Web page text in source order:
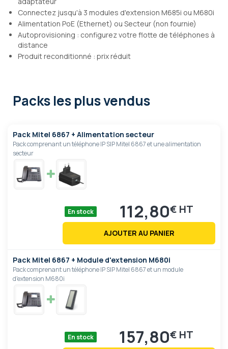
Connectez jusqu'à 3 modules d'extension M685i ou M680i
Alimentation PoE (Ethernet) ou Secteur (non fournie)
Autoprovisioning : configurez votre flotte de téléphones à
distance
Produit reconditionné : prix réduit
Packs les plus vendus
Pack Mitel 6867 + Alimentation secteur
Pack comprenant un téléphone IP SIP Mitel 6867 et une alimentation
secteur
En stock 112,80€
AJOUTER AU PANIER
Pack Mitel 6867 + Module d'extension M680i
Pack comprenant un téléphone IP SIP Mitel 6867 et un module
d'extension M680i
En stock 157,80€